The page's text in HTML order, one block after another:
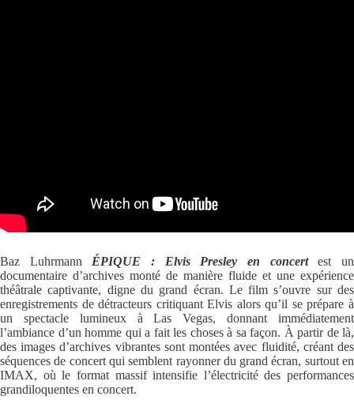
Baz Luhrmann ÉPIQUE : Elvis Presley en concertest un
documentaire d’archives monté de manière fluide et une expérience
théâtrale captivante, digne du grand écran. Le film s’ouvre sur des
enregistrements de détracteurs critiquant Elvis alors qu’il se prépare à
un spectacle lumineux à Las Vegas, donnant immédiatement
l’ambiance d’un homme qui a fait les choses à sa façon. À partir de là,
des images d’archives vibrantes sont montées avec fluidité, créant des
séquences de concert qui semblent rayonner du grand écran, surtout en
IMAX, où le format massif intensifie l’électricité des performances
grandiloquentes en concert.